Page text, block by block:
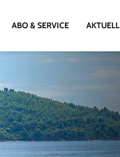
ABO & SERVICE AKTUELL